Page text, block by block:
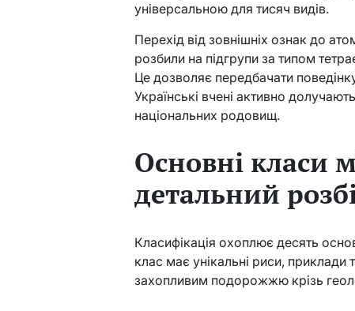
універсальною для тисяч видів.
Перехід від зовнішніх ознак до
розбили на підгрупи за типом
Це дозволяє передбачати
Українські вчені активно
національних родовищ.
Основні класи
детальний
Класифікація охоплює десять
клас має унікальні риси,
захопливим подорожжю крізь